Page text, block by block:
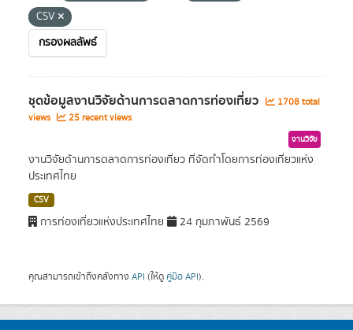
CSV
กรองผลลัพธ์
ชุดข้อมูลงานวิจัยด้านการตลาดการท่องเที่ยว
1708 total
views
25 recent views
งานวิจัย
งานวิจัยด้านการตลาดการท่องเที่ยว ที่จัดทำโดยการท่องเที่ยวแห่ง
ประเทศไทย
CSV
การท่องเที่ยวแห่งประเทศไทย 24 กุมภาพันธ์ 2569
คุณสามารถเข้าถึงคลังทาง API (ให้ดู คู่มือ API).